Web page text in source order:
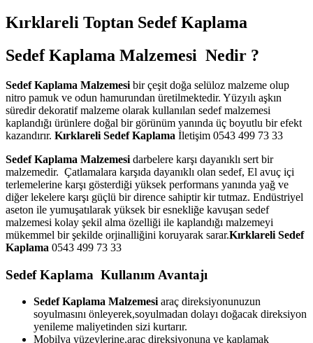
Kırklareli Toptan Sedef Kaplama
Sedef Kaplama Malzemesi Nedir ?
Sedef Kaplama Malzemesi bir çeşit doğa selüloz malzeme olup
nitro pamuk ve odun hamurundan üretilmektedir. Yüzyılı aşkın
süredir dekoratif malzeme olarak kullanılan sedef malzemesi
kaplandığı ürünlere doğal bir görünüm yanında üç boyutlu bir efekt
kazandırır. Kırklareli Sedef Kaplama İletişim 0543 499 73 33
Sedef Kaplama Malzemesi darbelere karşı dayanıklı sert bir
malzemedir. Çatlamalara karşıda dayanıklı olan sedef, El avuç içi
terlemelerine karşı gösterdiği yüksek performans yanında yağ ve
diğer lekelere karşı güçlü bir dirence sahiptir kir tutmaz. Endüstriyel
aseton ile yumuşatılarak yüksek bir esnekliğe kavuşan sedef
malzemesi kolay şekil alma özelliği ile kaplandığı malzemeyi
mükemmel bir şekilde orjinalliğini koruyarak sarar.Kırklareli Sedef
Kaplama 0543 499 73 33
Sedef Kaplama Kullanım Avantajı
Sedef Kaplama Malzemesi araç direksiyonunuzun
soyulmasını önleyerek,soyulmadan dolayı doğacak direksiyon
yenileme maliyetinden sizi kurtarır.
Mobilya yüzeylerine,araç direksiyonuna ve kaplamak